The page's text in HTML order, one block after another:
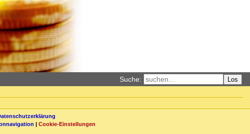
Suche: Los
| Cookie-Einstellungen